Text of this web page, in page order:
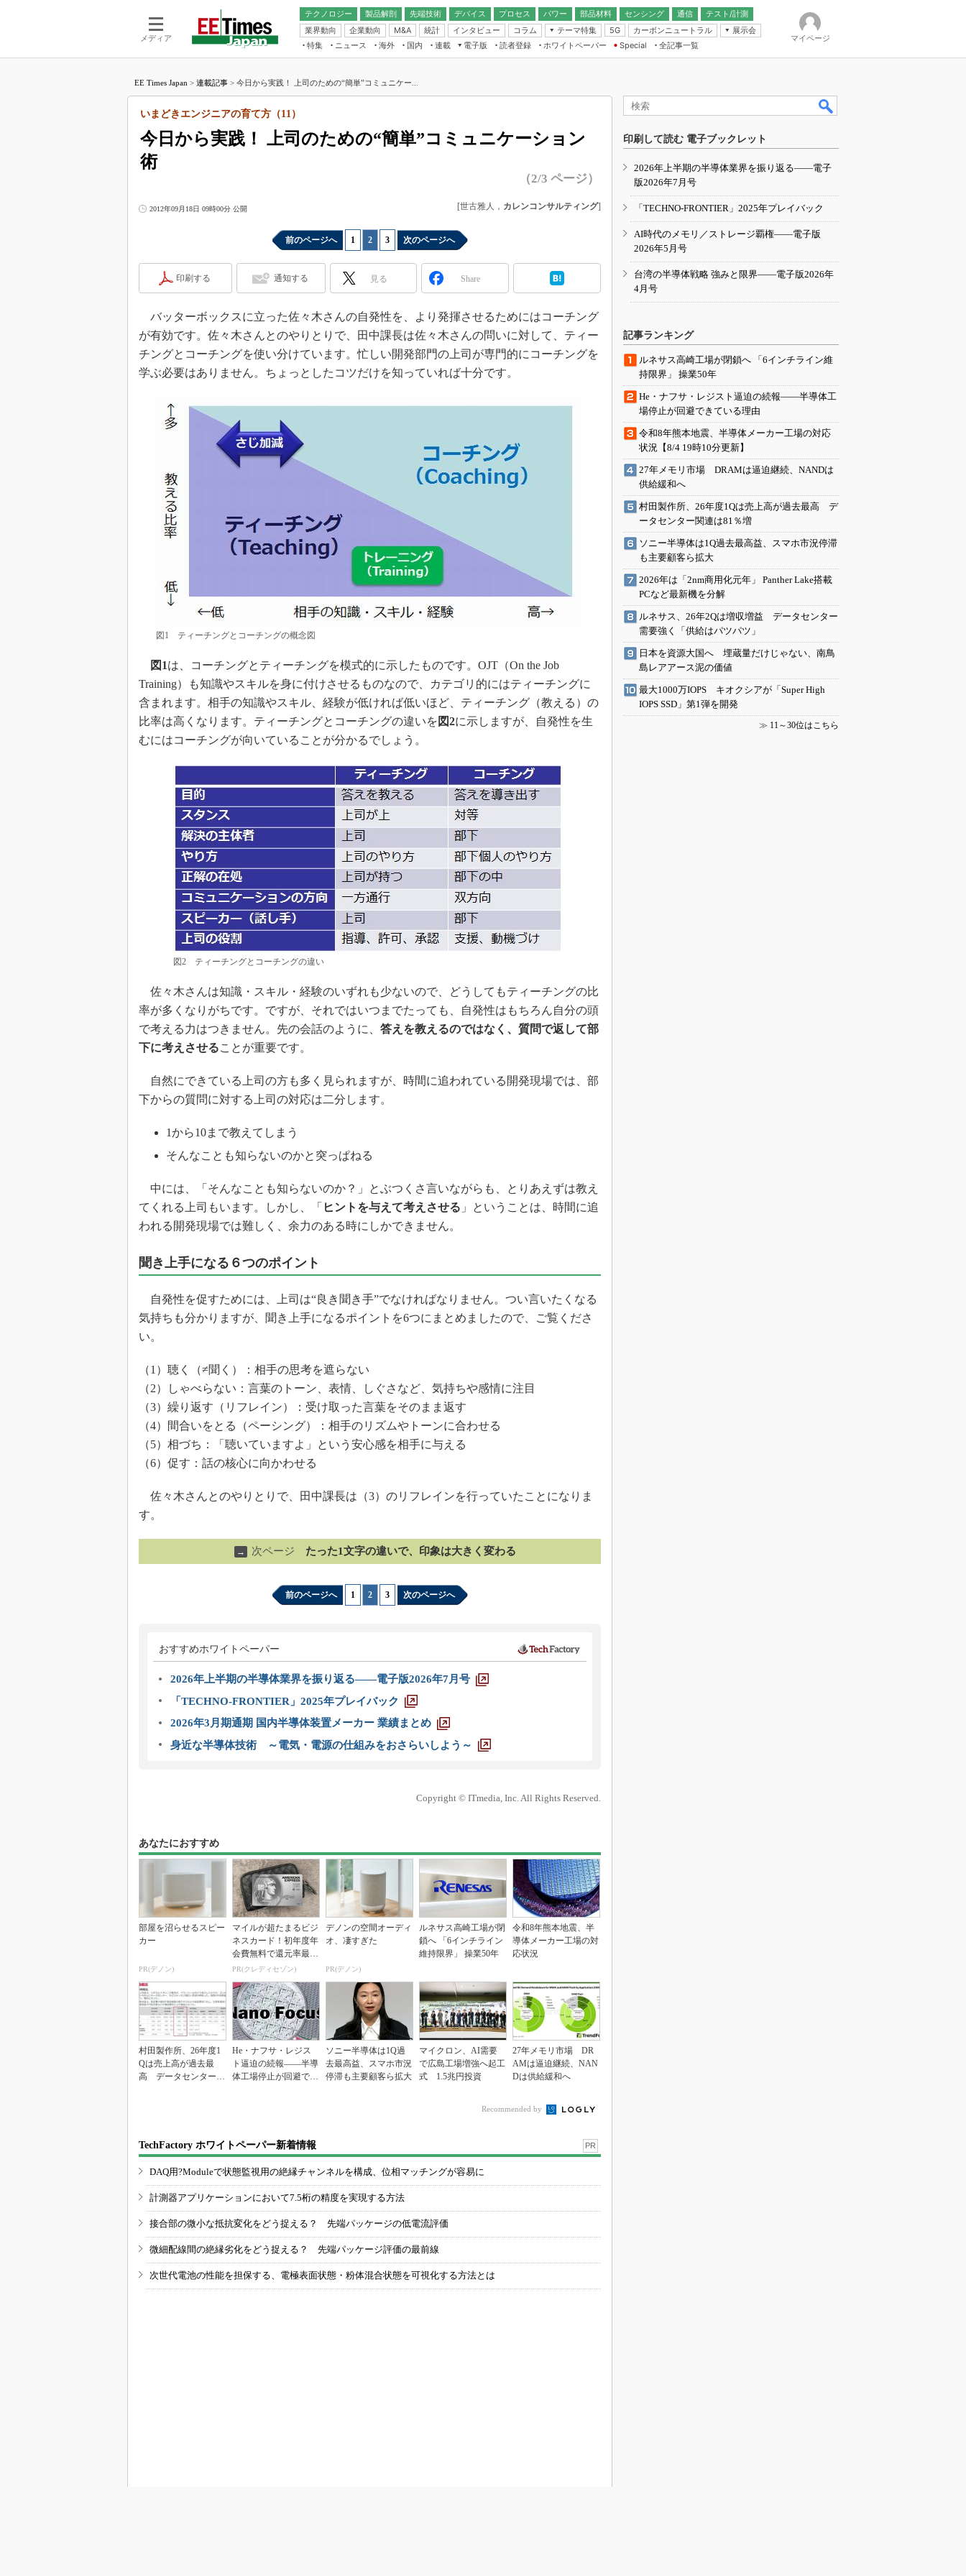
メディア
テクノロジー 製品解剖
先端技術
電池／エネルギー
デバイス
アナログ
マイコン
プロセス パワー 部品材料 センシング
通信
無線
テスト/計測
業界動向
企業動向 M&A 統計 インタビュー コラム
テーマ特集
フィジカルAI
読者調査（EE Times Research）
電源設計（EDN Japan）
Japan）
5G カーボンニュートラル
展示会
IoT・エッジコンピューティング
EXPO
TECHNO-FRONTIER
人とくるま展
特集 ニュース 海外 国内
連載
福田昭のデバイス通信
大山聡の業界スコープ
踊るバズワード ～Behind the
Buzzword
この10年で起こったこと、次の10年
で起こること
“異端児エンジニア”が仕掛けた社内
改革、執念の180日
JASA発IoT通信
IHSアナリスト「未来展望」
「英語に愛されないエンジニア」の
ための新行動論
電子版
電子ブックレット
読者登録 ホワイトペーパー
Special
全記事一覧
マイページ
EE Times Japan > 連載記事 > 今日から実践！ 上司のための“簡単”コミュニケー...
今日から実践！ 上司のための“簡単”コミュニケーション
術
いまどきエンジニアの育て方（11）
（2/3 ページ）
2012年09月18日 09時00分 公開 [世古雅人， カレンコンサルティング]
前のページへ 1 2 3 次のページへ
印刷する 通知する 見る Share
バッターボックスに立った佐々木さんの自発性を、より発揮させるためにはコーチング
が有効です。佐々木さんとのやりとりで、田中課長は佐々木さんの問いに対して、ティー
チングとコーチングを使い分けています。忙しい開発部門の上司が専門的にコーチングを
学ぶ必要はありません。ちょっとしたコツだけを知っていれば十分です。
図1 ティーチングとコーチングの概念図
図1は、コーチングとティーチングを模式的に示したものです。OJT（On the Job
Training）も知識やスキルを身に付けさせるものなので、カテゴリ的にはティーチングに
含まれます。相手の知識やスキル、経験が低ければ低いほど、ティーチング（教える）の
比率は高くなります。ティーチングとコーチングの違いを 図2に示しますが、自発性を生
むにはコーチングが向いていることが分かるでしょう。
図2 ティーチングとコーチングの違い
佐々木さんは知識・スキル・経験のいずれも少ないので、どうしてもティーチングの比
率が多くなりがちです。ですが、それではいつまでたっても、自発性はもちろん自分の頭
で考える力はつきません。先の会話のように、 答えを教えるのではなく、質問で返して部
下に考えさせることが重要です。
自然にできている上司の方も多く見られますが、時間に追われている開発現場では、部
下からの質問に対する上司の対応は二分します。
1から10まで教えてしまう
そんなことも知らないのかと突っぱねる
中には、「そんなことも知らないのか？」とぶつくさ言いながらも、とりあえずは教え
てくれる上司もいます。しかし、「 ヒントを与えて考えさせる 」ということは、時間に追
われる開発現場では難しく、余力のある時にしかできません。
聞き上手になる６つのポイント
自発性を促すためには、上司は“良き聞き手”でなければなりません。つい言いたくなる
気持ちも分かりますが、聞き上手になるポイントを6つにまとめましたので、ご覧くださ
い。
（1）聴く（≠聞く）：相手の思考を遮らない
（2）しゃべらない：言葉のトーン、表情、しぐさなど、気持ちや感情に注目
（3）繰り返す（リフレイン）：受け取った言葉をそのまま返す
（4）間合いをとる（ペーシング）：相手のリズムやトーンに合わせる
（5）相づち：「聴いていますよ」という安心感を相手に与える
（6）促す：話の核心に向かわせる
佐々木さんとのやりとりで、田中課長は（3）のリフレインを行っていたことになりま
す。
→ 次ページ たった1文字の違いで、印象は大きく変わる
前のページへ 1 2 3 次のページへ
おすすめホワイトペーパー
2026年上半期の半導体業界を振り返る――電子版2026年7月号
「TECHNO-FRONTIER」2025年プレイバック
2026年3月期通期 国内半導体装置メーカー 業績まとめ
身近な半導体技術 ～電気・電源の仕組みをおさらいしよう～
Copyright © ITmedia, Inc. All Rights Reserved.
あなたにおすすめ
部屋を沼らせるスピー
カー
PR(デノン)
マイルが超たまるビジ
ネスカード！初年度年
会費無料で還元率最大
1.125%
PR(クレディセゾン)
デノンの空間オーディ
オ、凄すぎた
PR(デノン)
ルネサス高崎工場が閉
鎖へ 「6インチライン
維持限界」 操業50年
令和8年熊本地震、半
導体メーカー工場の対
応状況
村田製作所、26年度1
Qは売上高が過去最
高 データセンター関
He・ナフサ・レジス
ト逼迫の続報――半導
体工場停止が回避でき
ソニー半導体は1Q過
去最高益、スマホ市況
停滞も主要顧客ら拡大
マイクロン、AI需要
で広島工場増強へ起工
式 1.5兆円投資
27年メモリ市場 DR
AMは逼迫継続、NAN
Dは供給緩和へ
Recommended by
TechFactory ホワイトペーパー新着情報 PR
DAQ用?Moduleで状態監視用の絶縁チャンネルを構成、位相マッチングが容易に
計測器アプリケーションにおいて7.5桁の精度を実現する方法
接合部の微小な抵抗変化をどう捉える？ 先端パッケージの低電流評価
微細配線間の絶縁劣化をどう捉える？ 先端パッケージ評価の最前線
次世代電池の性能を担保する、電極表面状態・粉体混合状態を可視化する方法とは
印刷して読む 電子ブックレット
2026年上半期の半導体業界を振り返る――電子
版2026年7月号
「TECHNO-FRONTIER」2025年プレイバック
AI時代のメモリ／ストレージ覇権――電子版
2026年5月号
台湾の半導体戦略 強みと限界――電子版2026年
4月号
記事ランキング
ルネサス高崎工場が閉鎖へ 「6インチライン維
持限界」 操業50年
He・ナフサ・レジスト逼迫の続報――半導体工
場停止が回避できている理由
令和8年熊本地震、半導体メーカー工場の対応
状況【8/4 19時10分更新】
27年メモリ市場 DRAMは逼迫継続、NANDは
供給緩和へ
村田製作所、26年度1Qは売上高が過去最高 デ
ータセンター関連は81％増
ソニー半導体は1Q過去最高益、スマホ市況停滞
も主要顧客ら拡大
2026年は「2nm商用化元年」 Panther Lake搭載
PCなど最新機を分解
ルネサス、26年2Qは増収増益 データセンター
需要強く「供給はパツパツ」
日本を資源大国へ 埋蔵量だけじゃない、南鳥
島レアアース泥の価値
最大1000万IOPS キオクシアが「Super High
IOPS SSD」第1弾を開発
≫ 11～30位はこちら